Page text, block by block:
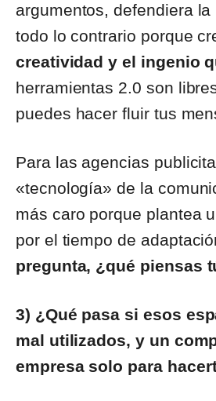
argumentos, defendiera
todo lo contrario porque
creatividad y el ingenio
herramientas 2.0 son
puedes hacer fluir tus
Para las agencias
«tecnología» de la
más caro porque plantea
por el tiempo de
pregunta, ¿qué piensas
3) ¿Qué pasa si esos
mal utilizados, y un
empresa solo para